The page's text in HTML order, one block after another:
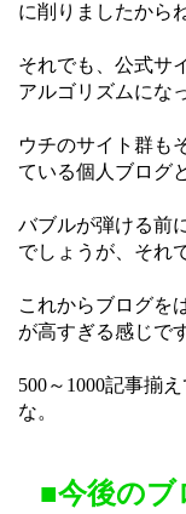
に削りましたから
それでも、公式サ
アルゴリズムにな
ウチのサイト群も
ている個人ブログ
バブルが弾ける前
でしょうが、それ
これからブログを
が高すぎる感じで
500～1000記事揃
な。
■今後のブ